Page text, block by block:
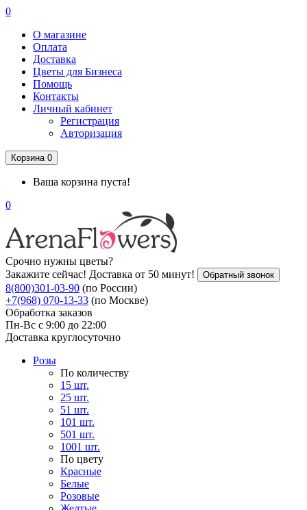
0
О магазине
Оплата
Доставка
Цветы для Бизнеса
Помощь
Контакты
Личный кабинет
Регистрация
Авторизация
Корзина 0
Ваша корзина пуста!
0
Срочно нужны цветы?
Закажите сейчас! Доставка от 50 минут!
Обратный звонок
8(800)301-03-90 (по России)
+7(968) 070-13-33 (по Москве)
Обработка заказов
Пн-Вс с 9:00 до 22:00
Доставка круглосуточно
Розы
По количеству
15 шт.
25 шт.
51 шт.
101 шт.
501 шт.
1001 шт.
По цвету
Красные
Белые
Розовые